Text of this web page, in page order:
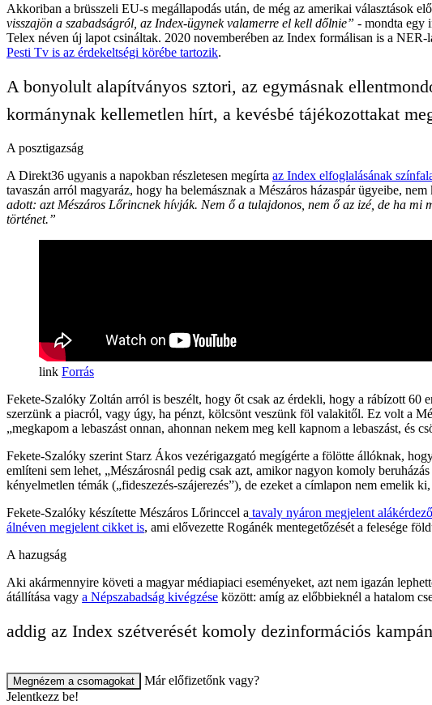
Akkoriban a brüsszeli EU-s megállapodás után, de még az amerikai választások
visszajön a szabadságról, az Index-ügynek valamerre el kell dőlnie” - mondta egy
Telex néven új lapot csináltak. 2020 novemberében az Index formálisan is a NER-
Pesti Tv is az érdekeltségi körébe tartozik.
A bonyolult alapítványos sztori, az egymásnak
kormánynak kellemetlen hírt, a kevésbé tájékozottakat
A posztigazság
A Direkt36 ugyanis a napokban részletesen megírta az Index elfoglalásának
tavaszán arról magyaráz, hogy ha belemásznak a Mészáros házaspár ügyeibe, nem
adott: azt Mészáros Lőrincnek hívják. Nem ő a tulajdonos, nem ő az izé, de ha
történet.”
Forrás
Fekete-Szalóky Zoltán arról is beszélt, hogy őt csak az érdekli, hogy a rábízott 60
szerzünk a piacról, vagy úgy, ha pénzt, kölcsönt veszünk föl valakitől. Ez volt a
„megkapom a lebaszást onnan, ahonnan nekem meg kell kapnom a lebaszást, és
Fekete-Szalóky szerint Starz Ákos vezérigazgató megígérte a fölötte állóknak,
említeni sem lehet, „Mészárosnál pedig csak azt, amikor nagyon komoly
kényelmetlen témák („fideszezés-szájerezés”), de ezeket a címlapon nem emelik
Fekete-Szalóky készítette Mészáros Lőrinccel a tavaly nyáron megjelent
álnéven megjelent cikket is, ami elővezette Rogánék mentegetőzését a felesége
A hazugság
Aki akármennyire követi a magyar médiapiaci eseményeket, azt nem igazán
átállítása vagy a Népszabadság kivégzése között: amíg az előbbieknél a hatalom
addig az Index szétverését komoly dezinformációs
Megnézem a csomagokat
Már előfizetőnk vagy?
Jelentkezz be!